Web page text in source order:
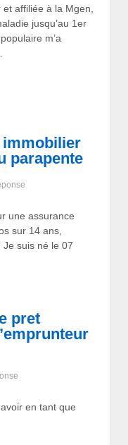
affiliée à la Mgen,
jusqu’au 1er
m’a
immobilier
parapente
une assurance
sur 14 ans,
suis né le 07
pret
en tant que